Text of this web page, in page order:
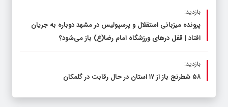
بازدید:
پرونده میزبانی استقلال و پرسپولیس در مشهد دوباره به جریان
افتاد | قفل در‌های ورزشگاه امام رضا(ع) باز می‌شود؟
بازدید:
۵۸ شطرنج‌ باز از ۱۷ استان در حال رقابت در گلمکان